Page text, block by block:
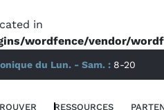
in
wordfence/vendor/
du Lun. - Sam. : 8-20
RESSOURCES